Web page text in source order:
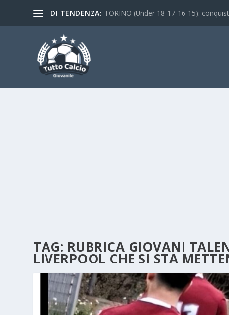
DI TENDENZA: TORINO (Under 18-17-16-15):
TAG: RUBRICA GIOVANI
LIVERPOOL CHE SI STA